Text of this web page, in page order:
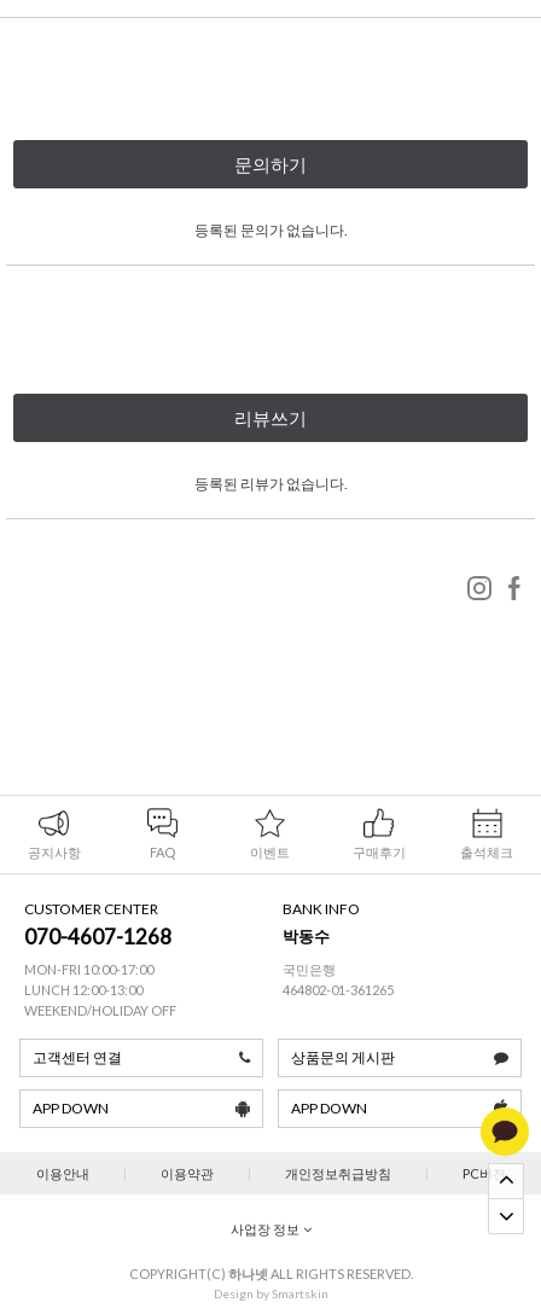
문의하기
등록된 문의가 없습니다.
리뷰쓰기
등록된 리뷰가 없습니다.
공지사항 FAQ 이벤트 구매후기 출석체크
CUSTOMER CENTER
070-4607-1268
MON-FRI 10:00-17:00
LUNCH 12:00-13:00
WEEKEND/HOLIDAY OFF
BANK INFO
박동수
국민은행
464802-01-361265
고객센터 연결 상품문의 게시판
APP DOWN APP DOWN
이용안내 이용약관 개인정보취급방침 PC버젼
사업장 정보
COPYRIGHT(C) 하나넷 ALL RIGHTS RESERVED.